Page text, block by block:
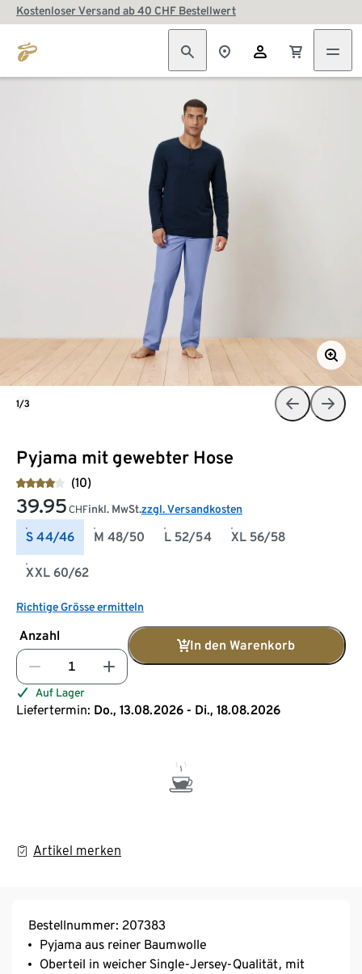
Kostenloser Versand ab 40 CHF Bestellwert
Pyjama mit gewebter Hose
(10)
39.95 CHFinkl. MwSt.zzgl. Versandkosten
S 44/46 M 48/50 L 52/54 XL 56/58
XXL 60/62
Richtige Grösse ermitteln
Anzahl
In den Warenkorb
Auf Lager
Liefertermin: Do., 13.08.2026 - Di., 18.08.2026
Artikel merken
1/3
Bestellnummer: 207383
Pyjama aus reiner Baumwolle
Oberteil in weicher Single-Jersey-Qualität, mit